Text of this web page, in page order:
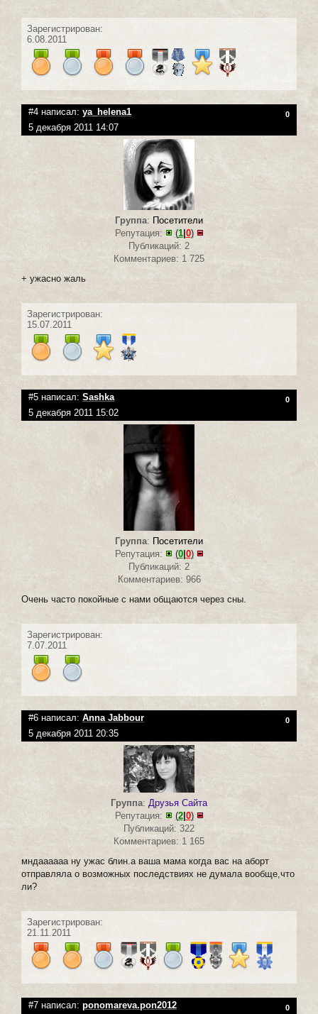
Зарегистрирован:
6.08.2011
#4 написал: ya_helena1 0
5 декабря 2011 14:07
Группа: Посетители
Репутация:
(1| 0)
Публикаций: 2
Комментариев: 1 725
+ ужасно жаль
Зарегистрирован:
15.07.2011
#5 написал: Sashka 0
5 декабря 2011 15:02
Группа: Посетители
Репутация:
(0| 0)
Публикаций: 2
Комментариев: 966
Очень часто покойные с нами общаются через сны.
Зарегистрирован:
7.07.2011
#6 написал: Anna Jabbour 0
5 декабря 2011 20:35
Группа: Друзья Сайта
Репутация:
(2|0)
Публикаций: 322
Комментариев: 1 165
мндаааааа ну ужас блин.а ваша мама когда вас на аборт
отправляла о возможных последствиях не думала вообще,что
ли?
Зарегистрирован:
21.11.2011
#7 написал: ponomareva.pon2012 0